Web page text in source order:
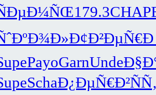
179.3CHAP
Ð¢Ð²ÐµÑ€Ð
PayoGarnUnde
SchaÐ¿ÐµÑ€Ð²